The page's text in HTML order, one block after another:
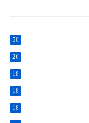
50
26
18
18
18